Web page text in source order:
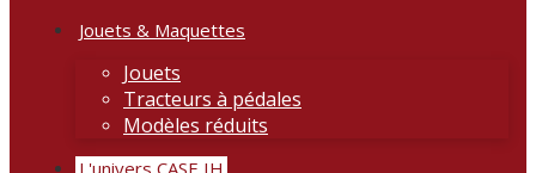
Jouets & Maquettes
Jouets
Tracteurs à pédales
Modèles réduits
L'univers CASE IH